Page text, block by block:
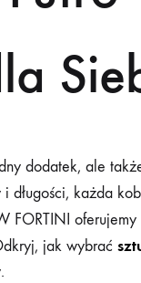
dodatek, ale
długości, każda
FORTINI
jak wybrać